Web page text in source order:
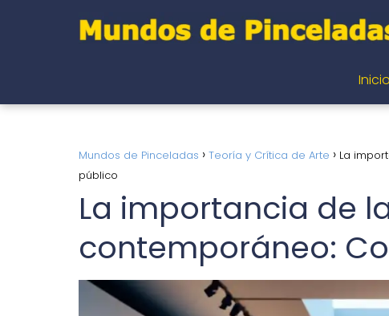
Inicio
Mundos de Pinceladas Teoría y Crítica de Arte
La
público
La importancia de
contemporáneo: